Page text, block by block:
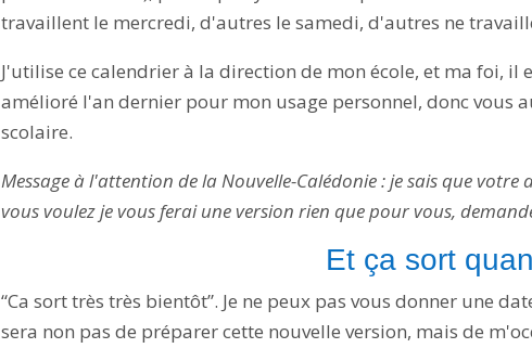
travaillent le mercredi, d'autres le samedi, d'autres ne
J'utilise ce calendrier à la direction de mon école, et ma foi, il
amélioré l'an dernier pour mon usage personnel, donc vous
scolaire.
Message à l'attention de la Nouvelle-Calédonie : je sais que votre
vous voulez je vous ferai une version rien que pour vous,
Et ça sort
“Ca sort très très bientôt”. Je ne peux pas vous donner une
sera non pas de préparer cette nouvelle version, mais de